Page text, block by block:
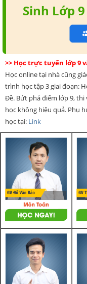
Sinh Lớp
>> Học trực tuyến lớp 9
Học online tại nhà cũng
trình học tập 3 giai đoạn:
Đề. Bứt phá điểm lớp 9, thi
học không hiệu quả. Phụ
học tại: Link